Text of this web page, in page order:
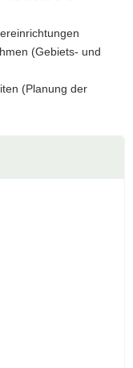
(Gebiets- und
(Planung der